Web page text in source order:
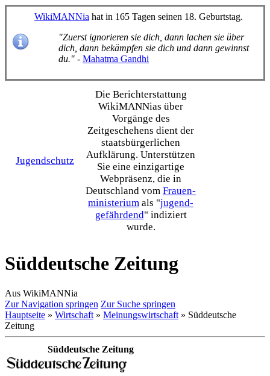
WikiMANNia hat in 165 Tagen seinen 18. Geburtstag.
"Zuerst ignorieren sie dich, dann lachen sie über
dich, dann bekämpfen sie dich und dann gewinnst
du." - Mahatma Gandhi
Jugendschutz
Die Bericht­erstattung
WikiMANNias über
Vorgänge des
Zeitgeschehens dient der
staats­bürgerlichen
Aufklärung. Unterstützen
Sie eine einzig­artige
Webpräsenz, die in
Deutschland vom Frauen­
ministerium als "jugend­
gefährdend" indiziert
wurde.
Süddeutsche Zeitung
Aus WikiMANNia
Zur Navigation springen Zur Suche springen
Hauptseite » Wirtschaft » Meinungswirtschaft » Süddeutsche
Zeitung
Süddeutsche Zeitung